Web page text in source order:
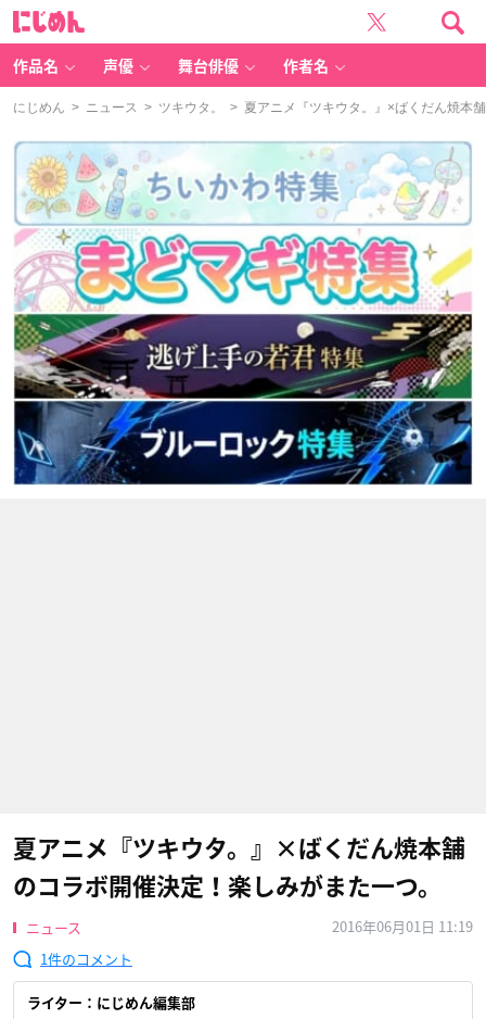
作品名 声優 舞台俳優 作者名
にじめん > ニュース > ツキウタ。 > 夏アニメ『ツキウタ。』×ばくだん焼本
夏アニメ『ツキウタ。』×ばくだん焼本舗
のコラボ開催決定！楽しみがまた一つ。
ニュース
2016年06月01日 11:19
1
ライター：にじめん編集部